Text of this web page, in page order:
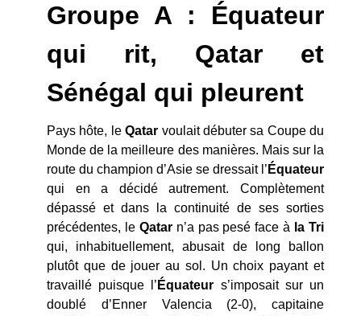
Groupe A : Équateur
qui rit, Qatar et
Sénégal qui pleurent
Pays hôte, leQatar voulait débuter sa Coupe du
Monde de la meilleure des manières. Mais sur la
route du champion d’Asie se dressait l’ Équateur
qui en a décidé autrement. Complètement
dépassé et dans la continuité de ses sorties
précédentes, le Qatarn’a pas pesé face à la Tri
qui, inhabituellement, abusait de long ballon
plutôt que de jouer au sol. Un choix payant et
travaillé puisque l’ Équateur s’imposait sur un
doublé d’Enner Valencia (2-0), capitaine